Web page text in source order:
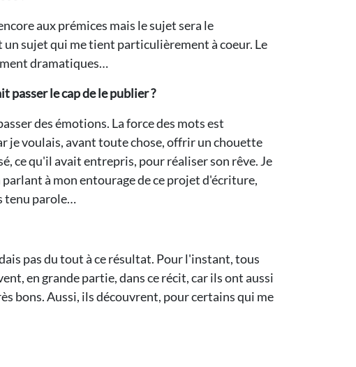
aux prémices mais le sujet sera le
un sujet qui me tient particulièrement à coeur. Le
dramatiques…
passer le cap de le publier ?
des émotions. La force des mots est
je voulais, avant toute chose, offrir un chouette
ce qu'il avait entrepris, pour réaliser son rêve. Je
à mon entourage de ce projet d'écriture,
tenu parole…
pas du tout à ce résultat. Pour l'instant, tous
en grande partie, dans ce récit, car ils ont aussi
bons. Aussi, ils découvrent, pour certains qui me